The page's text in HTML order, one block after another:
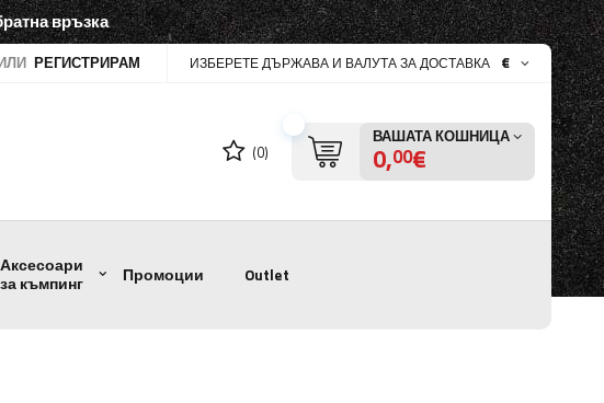
връзка
РЕГИСТРИРАМ ИЗБЕРЕТЕ ДЪРЖАВА И ВАЛУТА ЗА ДОСТАВКА €
(0)
ВАШАТА КОШНИЦА
0,00€
Аксесоари
за къмпинг
Промоции Outlet